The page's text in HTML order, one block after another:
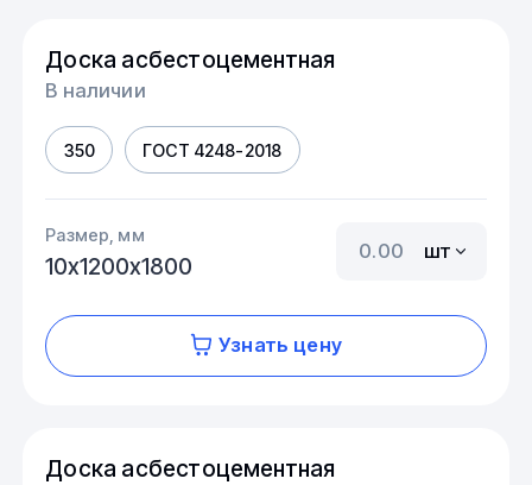
Доска асбестоцементная
В наличии
350 ГОСТ 4248-2018
Размер, мм
10х1200х1800
шт
Узнать цену
Доска асбестоцементная